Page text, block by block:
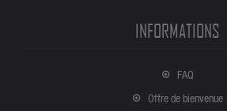
INFORMATIONS
FAQ
Offre de bienvenue